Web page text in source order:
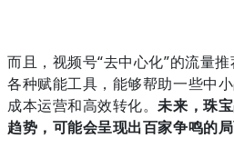
而且，视频号“去中心化”的流量
各种赋能工具，能够帮助一些中
成本运营和高效转化。未来，珠
趋势，可能会呈现出百家争鸣的局